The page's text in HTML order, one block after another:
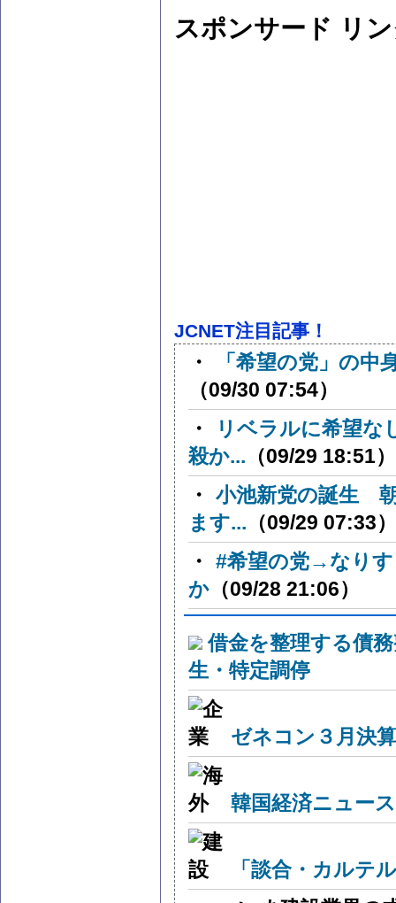
スポンサード リ
JCNET注目記事！
・
「希望の党」の
（09/30 07:54）
・
リベラルに希望
殺か... （09/29 18:51）
・ 小池新党の誕生
ます... （09/29 07:33）
・ #希望の党→なり
か （09/28 21:06）
借金を整理する債
生・特定調停
ゼネコン３月決
韓国経済ニュー
「談合・カルテ